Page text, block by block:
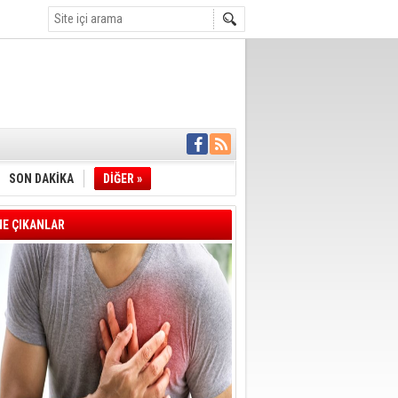
ALINACAK
TAHLİYE
DERNEĞİ
ÇİZGİMİZ
ALANA
KARARTMA
VERİLDİ
VELİ AĞBABA
SON DAKİKA DİĞER »
ÇIKANLAR